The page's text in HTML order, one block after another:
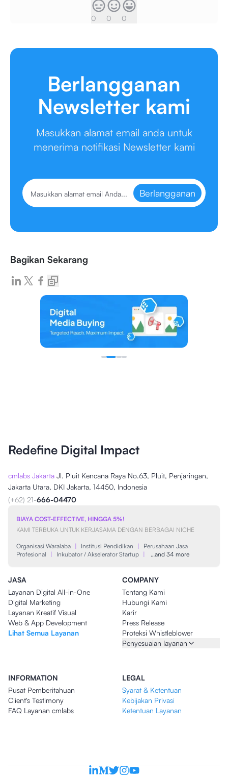
0 0 0
Berlangganan
Newsletter kami
Masukkan alamat email anda untuk
menerima notifikasi Newsletter kami
Berlangganan
Bagikan Sekarang
Redefine Digital Impact
cmlabs Jakarta Jl. Pluit Kencana Raya No.63, Pluit, Penjaringan,
Jakarta Utara, DKI Jakarta, 14450, Indonesia
(+62) 21-666-04470
BIAYA COST-EFFECTIVE, HINGGA 5%!
KAMI TERBUKA UNTUK KERJASAMA DENGAN BERBAGAI NICHE
Organisasi Waralaba | Institusi Pendidikan |
Perusahaan Jasa
Profesional
| Inkubator / Akselerator Startup | …and 34 more
JASA
Layanan Digital All-in-One
Digital Marketing
Layanan Kreatif Visual
Web & App Development
Lihat Semua Layanan
COMPANY
Tentang Kami
Hubungi Kami
Karir
Press Release
Proteksi Whistleblower
Penyesuaian layanan
INFORMATION
Pusat Pemberitahuan
Client's Testimony
FAQ Layanan cmlabs
LEGAL
Syarat & Ketentuan
Kebijakan Privasi
Ketentuan Layanan